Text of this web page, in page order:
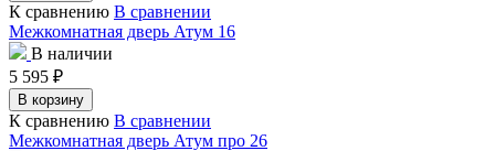
К сравнению В сравнении
Межкомнатная дверь Атум 16
В наличии
5 595 ₽
В корзину
К сравнению В сравнении
Межкомнатная дверь Атум про 26